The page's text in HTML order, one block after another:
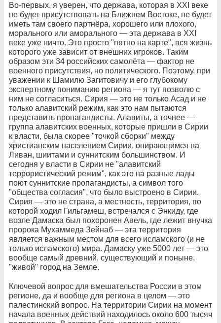
Во-первых, я уверен, что держава, которая в ХХI веке
не будет присутствовать на Ближнем Востоке, не будет
иметь там своего партнёра, хорошего или плохого,
морального или аморального — эта держава в XXI
веке уже ничто. Это просто "пятно на карте", вся жизнь
которого уже зависит от внешних игроков. Таким
образом эти 34 российских самолёта — фактор не
военного присутствия, но политического. Поэтому, при
уважении к Шамилю Загитовичу и его глубокому
экспертному пониманию региона — я тут позволю с
ним не согласиться. Сирия — это не только Асад и не
только алавитский режим, как это нам пытаются
представить пропагандисты. Алавиты, а точнее —
группа алавитских военных, которые пришли в Сирии
к власти, была скорее "точкой сборки" между
христианским населением Сирии, опирающимся на
Ливан, шиитами и суннитским большинством. И
сегодня у власти в Сирии не "алавитский
террористический режим", как это на разные лады
поют суннитские пропагандисты, а символ того
"общества согласия", что было выстроено в Сирии.
Сирия — это не страна, а местность, территория, по
которой ходил Гильгамеш, встречался с Энкиду, где
возле Дамаска был похоронен Авель, где лежит внучка
пророка Мухаммеда Зейнаб — эта территория
является важным местом для всего исламского (и не
только исламского) мира. Дамаску уже 5000 лет — это
вообще самый древний, существующий и поныне,
"живой" город на Земле.
Ключевой вопрос для вмешательства России в этом
регионе, да и вообще для региона в целом — это
палестинский вопрос. На территории Сирии на момент
начала военных действий находилось около 600 тысяч